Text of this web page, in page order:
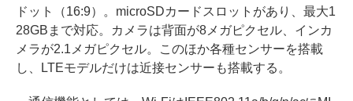
ドット（16:9）。microSDカードスロットがあり、最大1
28GBまで対応。カメラは背面が8メガピクセル、インカ
メラが2.1メガピクセル。このほか各種センサーを搭載
し、LTEモデルだけは近接センサーも搭載する。